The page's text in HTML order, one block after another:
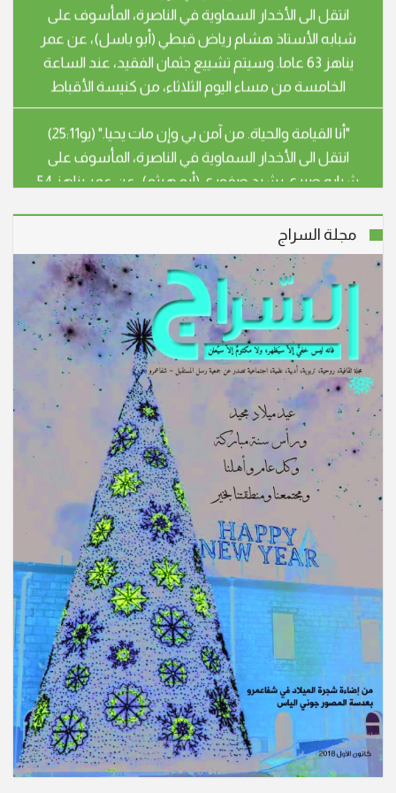
يناهز 63 عاما. وسيتم تشييع جثمان الفقيد، عند الساعة
الخامسة من مساء اليوم الثلاثاء، من كنيسة الأقباط
"أنا القيامة والحياة. من آمن بي وإن مات يحيا." (يو25:11)
شبابه صبري رشيد صفوري (أبو هيثم)، عن عمر يناهز 54
عاما. سيشيع جثمان الفقيد، يوم غد الثلاثاء الموافق
28.4.26 الساعة الثالثة بعد الظهر، من قاعة بندكتو
انتقلت إلى الأخدار السماوية في شفاعمرو، المأسوف على
شبابها سهير عزيز خوري – اسطفان (أم جوني) عن عمر
ناهز الـ 59 عاما، وسيتم تشييع جثمانها إلى مثواه الأخير اليوم
الأحد 15/3/2026 الساعة الرابعة بعد الظ
انتقل الى الأخدار السماوية في الناصرة، المأسوف على
شبابه الدكتور عصام مالك صافيه (أبو مالك) عن عمر ناهز
الـ 66 عاما. وسيشيع جثمانه الطاهر اليوم الاثنين 9/3/2026
الساعة الثالثة ب. ظ من كنيسة سيدة البشارة المارونية
في الناصرة ومن ثم الى مثواه الأخير. تقبل ال
انتقل إلى الأخدار السماوية، في شفاعمرو المربي خليل
طوباسي (أبو موريس) عن عمر ناهز الـ 88 عاما. وسيتم
تشييع جثمانه الطاهر اليوم السبت 1/11/2025 الساعة الثالثة
والنصف ب. ظ، من قاعة السيدة الرعوية ومن ث
انتقل الى الأمجاد السماوية في عيلبون، المأسوف على
شبابه سمعان صليح (أبو نديم)، عن عمر يناهز الـ 37 عاما.
وسيشيع جثمانه الطاهر، يوم غد الأحد 17/8/2025 الساعة
الثالثة بعد الظهر من كنيسة القديس جوارجيوس للروم
الكاثوليك، ومن ثم الى مثواه الأخير في القرية.
مجلة السراج